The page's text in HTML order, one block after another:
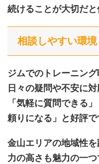
続けることが大切だと
相談しやすい環
ジムでのトレーニング
日々の疑問や不安に対
「気軽に質問できる
頼りになる」と好評で
金山エリアの地域性
力の高さも魅力の一つ